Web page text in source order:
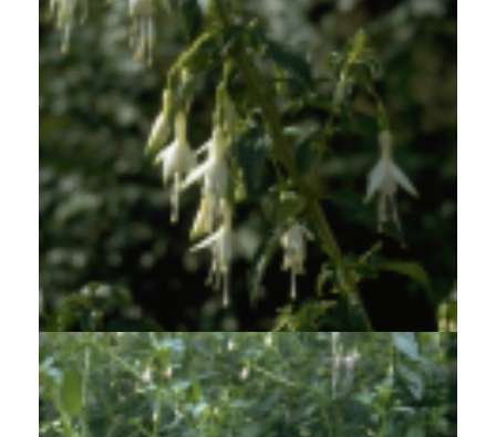
Bellenplant
Fuchsia magellanica var. molinae